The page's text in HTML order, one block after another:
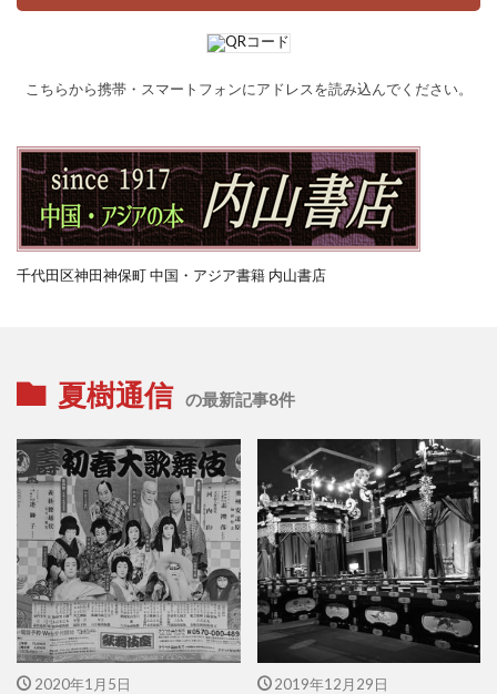
こちらから携帯・スマートフォンにアドレスを読み込んでください。
千代田区神田神保町 中国・アジア書籍 内山書店
夏樹通信 の最新記事8件
2020年1月5日
2019年12月29日